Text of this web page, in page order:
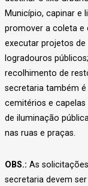
Município, capinar e
promover a coleta e
executar projetos de
logradouros
recolhimento de
secretaria também
cemitérios e
de iluminação
nas ruas e praças.
OBS.: As
secretaria devem